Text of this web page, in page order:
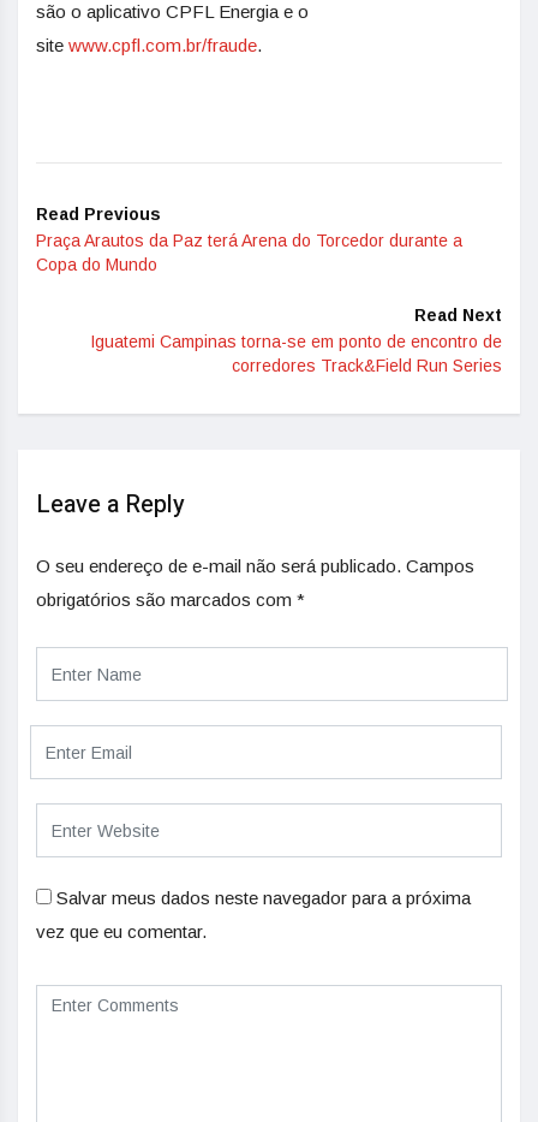
são o aplicativo CPFL Energia e o
site www.cpfl.com.br/fraude.
Read Previous
Praça Arautos da Paz terá Arena do Torcedor durante a
Copa do Mundo
Read Next
Iguatemi Campinas torna-se em ponto de encontro de
corredores Track&Field Run Series
Leave a Reply
O seu endereço de e-mail não será publicado. Campos
obrigatórios são marcados com *
Salvar meus dados neste navegador para a próxima
vez que eu comentar.